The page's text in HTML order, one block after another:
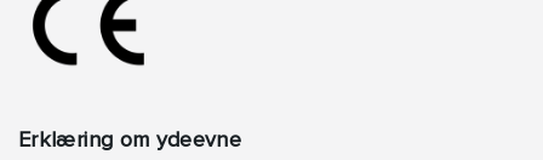
Erklæring om ydeevne